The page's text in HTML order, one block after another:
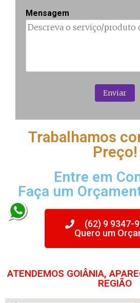
Mensagem
Trabalhamos
Preço!
Entre em
Faça um
(62) 9 9347-
Quero um
ATENDEMOS GOIÂNIA,
REGIÃO